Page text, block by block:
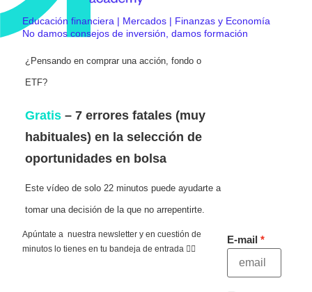
Educación financiera | Mercados | Finanzas y Economía
No damos consejos de inversión, damos formación
¿Pensando en comprar una acción, fondo o
ETF?
Gratis – 7 errores fatales (muy
habituales) en la selección de
oportunidades en bolsa
Este vídeo de solo 22 minutos puede ayudarte a
tomar una decisión de la que no arrepentirte.
Apúntate a nuestra newsletter y en cuestión de
minutos lo tienes en tu bandeja de entrada 👇🏻
E-mail